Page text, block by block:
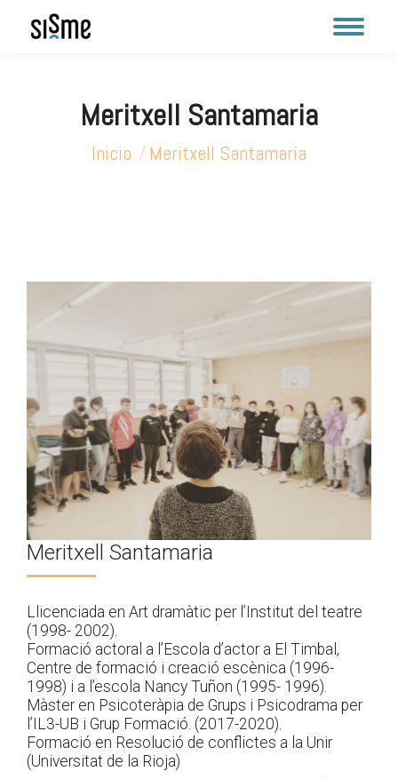
Meritxell Santamaria
Estás aquí:
Inicio Meritxell Santamaria
Meritxell Santamaria
Llicenciada en Art dramàtic per l’Institut del teatre
(1998- 2002).
Formació actoral a l’Escola d’actor a El Timbal,
Centre de formació i creació escènica (1996-
1998) i a l’escola Nancy Tuñon (1995- 1996).
Màster en Psicoteràpia de Grups i Psicodrama per
l’IL3-UB i Grup Formació. (2017-2020).
Formació en Resolució de conflictes a la Unir
(Universitat de la Rioja)